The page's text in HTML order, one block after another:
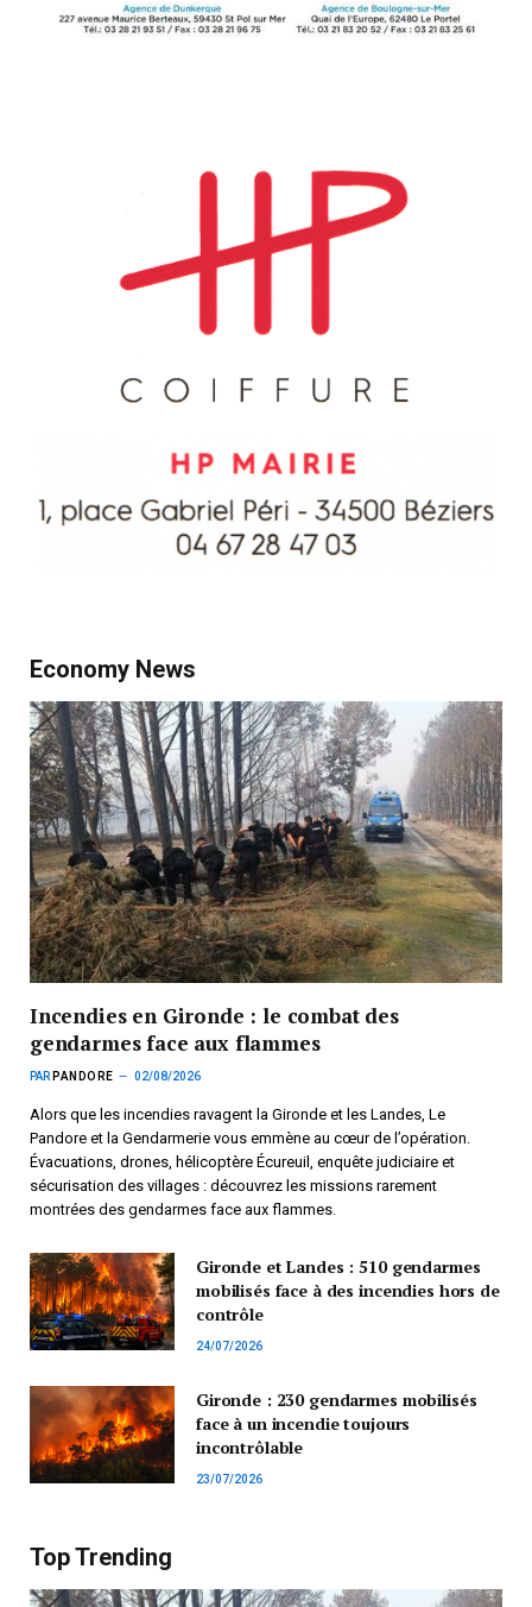
Economy News
Incendies en Gironde : le combat des
gendarmes face aux flammes
PAR PANDORE 02/08/2026
Alors que les incendies ravagent la Gironde et les Landes, Le
Pandore et la Gendarmerie vous emmène au cœur de l’opération.
Évacuations, drones, hélicoptère Écureuil, enquête judiciaire et
sécurisation des villages : découvrez les missions rarement
montrées des gendarmes face aux flammes.
Gironde et Landes : 510 gendarmes
mobilisés face à des incendies hors de
contrôle
24/07/2026
Gironde : 230 gendarmes mobilisés
face à un incendie toujours
incontrôlable
23/07/2026
Top Trending